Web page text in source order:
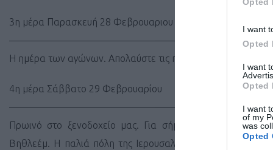
I want
Opted
I want
Opted
I want
of my
was
Opted
3η μέρα Παρασκευή 28 Φεβρουαριου
——————————————————
Η ημέρα των αγώνων. Απολαύστε τις παραθαλάσσιες
4η μέρα Σάββατο 29 Φεβρουαρίου
—————————————————
Πρωινό στο ξενοδοχείο μας. Για σήμερα, για όσους
Βηθλεέμ. Η παλιά πόλη της Ιερουσαλήμ είναι 3.000